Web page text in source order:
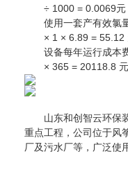
÷ 1000 = 0.0069元
使用一套产有效氯量
× 1 × 6.89 = 55.12
设备每年运行成本
× 365 = 20118.8 元
山东和创智云环保装
重点工程，公司位于风
厂及污水厂等，广泛使